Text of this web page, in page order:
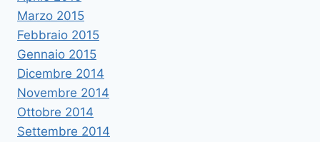
Marzo 2015
Febbraio 2015
Gennaio 2015
Dicembre 2014
Novembre 2014
Ottobre 2014
Settembre 2014